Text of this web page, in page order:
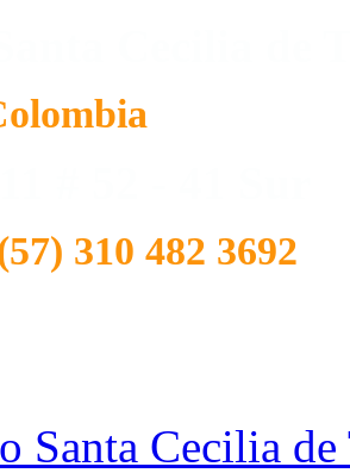
310 482 3692
Santa Cecilia